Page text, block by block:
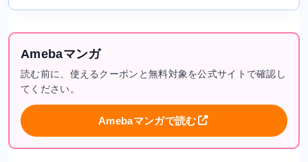
Amebaマンガ
読む前に、使えるクーポンと無料対象を公式サイトで確認し
てください。
Amebaマンガで読む